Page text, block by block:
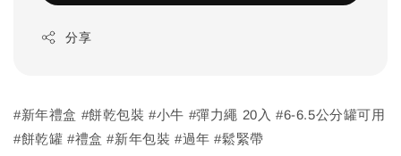
分享
#新年禮盒 #餅乾包裝 #小牛 #彈力繩 20入 #6-6.5公分罐可用
#餅乾罐 #禮盒 #新年包裝 #過年 #鬆緊帶